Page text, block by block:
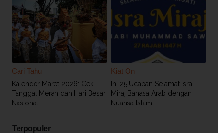
Cari Tahu
Kalender Maret 2026: Cek
Tanggal Merah dan Hari Besar
Nasional
Kiat On
Ini 25 Ucapan Selamat Isra
Miraj Bahasa Arab dengan
Nuansa Islami
Terpopuler